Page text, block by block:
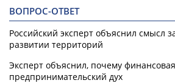
ВОПРОС-ОТВЕТ
Российский эксперт объяснил смысл
развитии территорий
Эксперт объяснил, почему
предпринимательский дух